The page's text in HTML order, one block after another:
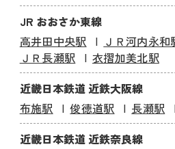
JR おおさか東線
高井田中央駅
ＪＲ河内永和
ＪＲ長瀬駅
衣摺加美北駅
近畿日本鉄道 近鉄大阪線
布施駅
俊徳道駅 長瀬駅
近畿日本鉄道 近鉄奈良線